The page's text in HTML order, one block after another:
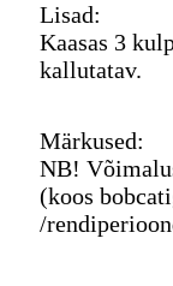
Lisad:
Kaasas 3
kallutatav.
Märkused:
NB!
(koos
/